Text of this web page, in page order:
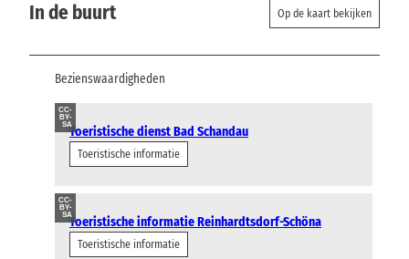
In de buurt Op de kaart bekijken
Bezienswaardigheden
CC-
BY-
SAToeristische dienst Bad Schandau
Toeristische informatie
CC-
BY-
SAToeristische informatie Reinhardtsdorf-Schöna
Toeristische informatie